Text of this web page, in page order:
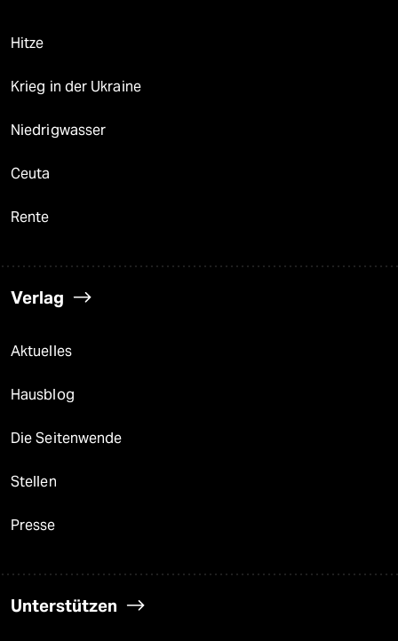
Hitze
Krieg in der Ukraine
Niedrigwasser
Ceuta
Rente
Verlag
Aktuelles
Hausblog
Die Seitenwende
Stellen
Presse
Unterstützen